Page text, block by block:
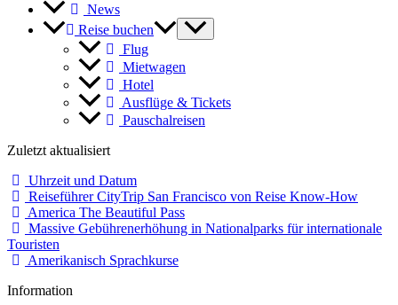
News
Reise buchen
Flug
Mietwagen
Hotel
Ausflüge & Tickets
Pauschalreisen
Zuletzt aktualisiert
Uhrzeit und Datum
Reiseführer CityTrip San Francisco von Reise Know-How
America The Beautiful Pass
Massive Gebührenerhöhung in Nationalparks für internationale
Touristen
Amerikanisch Sprachkurse
Information